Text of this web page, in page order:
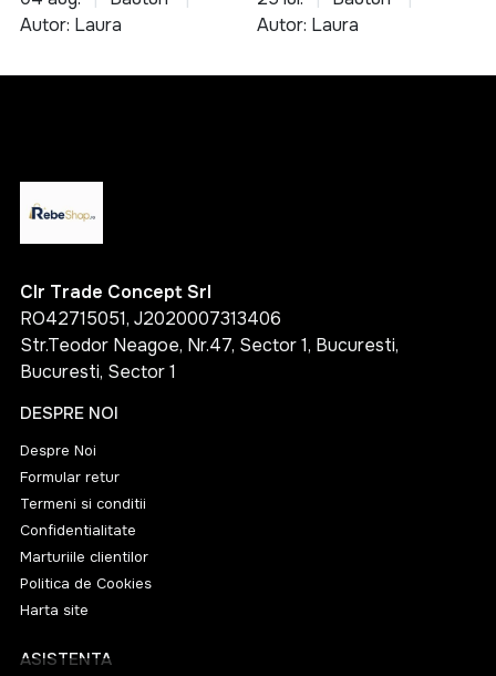
culinare
Autor: Laura
Autor: Laura
Clr Trade Concept Srl
RO42715051, J2020007313406
Str.Teodor Neagoe, Nr.47, Sector 1, Bucuresti,
Bucuresti, Sector 1
DESPRE NOI
Despre Noi
Formular retur
Termeni si conditii
Confidentialitate
Marturiile clientilor
Politica de Cookies
Harta site
ASISTENTA